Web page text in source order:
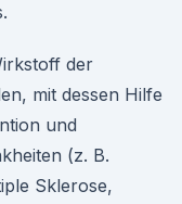
der
mit dessen Hilfe
und
(z. B.
Sklerose,